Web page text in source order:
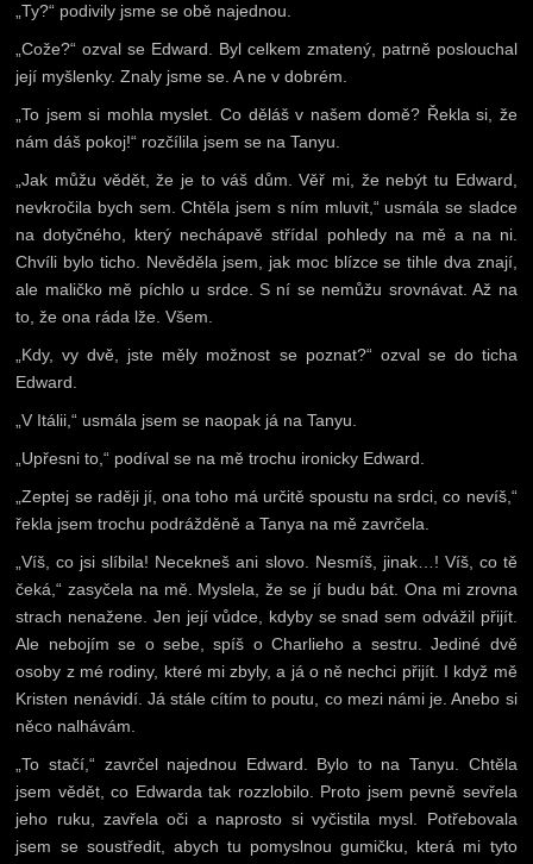
„Ty?“ podivily jsme se obě najednou.
„Cože?“ ozval se Edward. Byl celkem zmatený, patrně poslouchal
její myšlenky. Znaly jsme se. A ne v dobrém.
„To jsem si mohla myslet. Co děláš v našem domě? Řekla si, že
nám dáš pokoj!“ rozčílila jsem se na Tanyu.
„Jak můžu vědět, že je to váš dům. Věř mi, že nebýt tu Edward,
nevkročila bych sem. Chtěla jsem s ním mluvit,“ usmála se sladce
na dotyčného, který nechápavě střídal pohledy na mě a na ni.
Chvíli bylo ticho. Nevěděla jsem, jak moc blízce se tihle dva znají,
ale maličko mě píchlo u srdce. S ní se nemůžu srovnávat. Až na
to, že ona ráda lže. Všem.
„Kdy, vy dvě, jste měly možnost se poznat?“ ozval se do ticha
Edward.
„V Itálii,“ usmála jsem se naopak já na Tanyu.
„Upřesni to,“ podíval se na mě trochu ironicky Edward.
„Zeptej se raději jí, ona toho má určitě spoustu na srdci, co nevíš,“
řekla jsem trochu podrážděně a Tanya na mě zavrčela.
„Víš, co jsi slíbila! Necekneš ani slovo. Nesmíš, jinak…! Víš, co tě
čeká,“ zasyčela na mě. Myslela, že se jí budu bát. Ona mi zrovna
strach nenažene. Jen její vůdce, kdyby se snad sem odvážil přijít.
Ale nebojím se o sebe, spíš o Charlieho a sestru. Jediné dvě
osoby z mé rodiny, které mi zbyly, a já o ně nechci přijít. I když mě
Kristen nenávidí. Já stále cítím to poutu, co mezi námi je. Anebo si
něco nalhávám.
„To stačí,“ zavrčel najednou Edward. Bylo to na Tanyu. Chtěla
jsem vědět, co Edwarda tak rozzlobilo. Proto jsem pevně sevřela
jeho ruku, zavřela oči a naprosto si vyčistila mysl. Potřebovala
jsem se soustředit, abych tu pomyslnou gumičku, která mi tyto